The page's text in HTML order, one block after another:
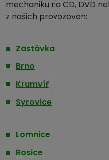
mechaniku na CD, DVD
z našich provozoven:
Zastávka
Brno
Krumvíř
Syrovice
Lomnice
Rosice